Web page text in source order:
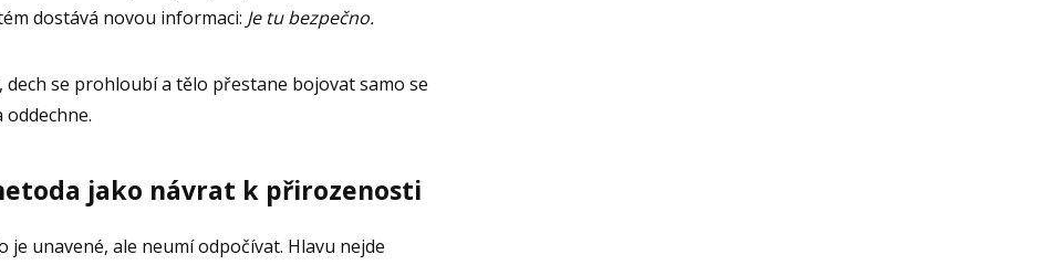
dostává novou informaci: Je tu bezpečno.
se prohloubí a tělo přestane bojovat samo se
oddechne.
jako návrat k přirozenosti
je unavené, ale neumí odpočívat. Hlavu nejde